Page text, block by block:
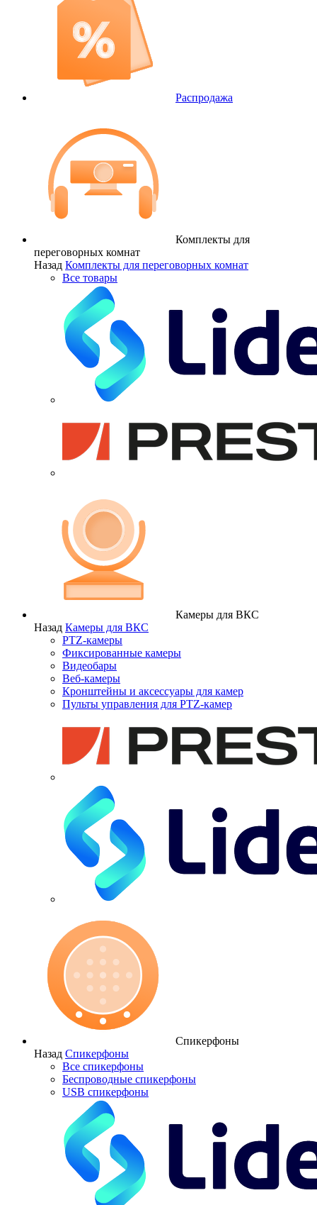
Распродажа
Комплекты для
переговорных комнат
Назад Комплекты для переговорных комнат
Все товары
Камеры для ВКС
Назад Камеры для ВКС
PTZ-камеры
Фиксированные камеры
Видеобары
Веб-камеры
Кронштейны и аксессуары для камер
Пульты управления для PTZ-камер
Спикерфоны
Назад Спикерфоны
Все спикерфоны
Беспроводные спикерфоны
USB спикерфоны